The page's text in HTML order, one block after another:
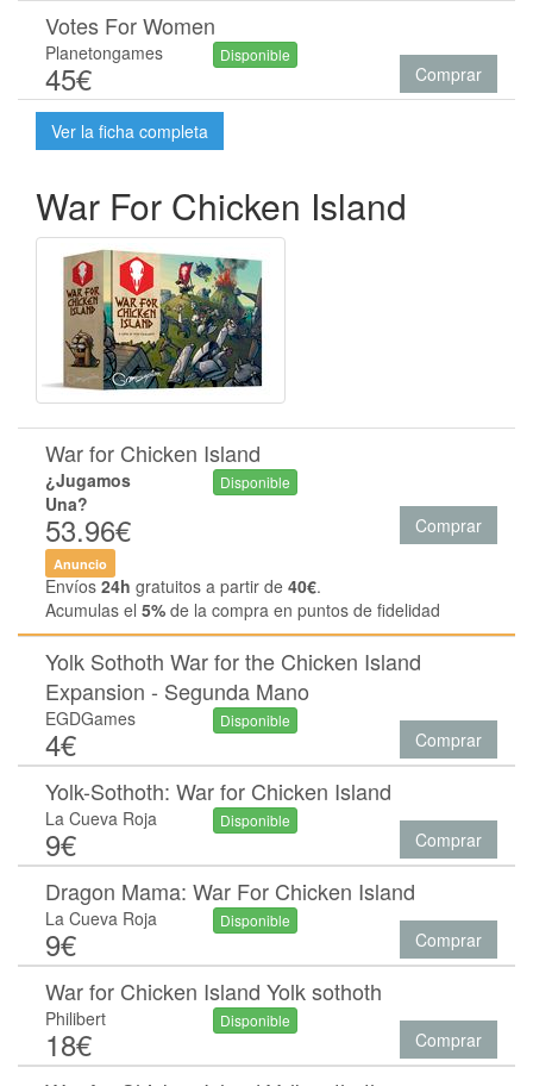
Votes For Women
Planetongames
45€
Disponible
Comprar
Ver la ficha completa
War For Chicken Island
War for Chicken Island
¿Jugamos
Una?
53.96€
Disponible
Comprar
Anuncio
Envíos 24h gratuitos a partir de 40€.
Acumulas el 5% de la compra en puntos de fidelidad
Yolk Sothoth War for the Chicken Island
Expansion - Segunda Mano
EGDGames
4€
Disponible
Comprar
Yolk-Sothoth: War for Chicken Island
La Cueva Roja
9€
Disponible
Comprar
Dragon Mama: War For Chicken Island
La Cueva Roja
9€
Disponible
Comprar
War for Chicken Island Yolk sothoth
Philibert
18€
Disponible
Comprar